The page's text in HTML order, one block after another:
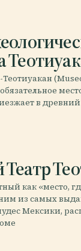
в
как «место,
из самых
Мексики,